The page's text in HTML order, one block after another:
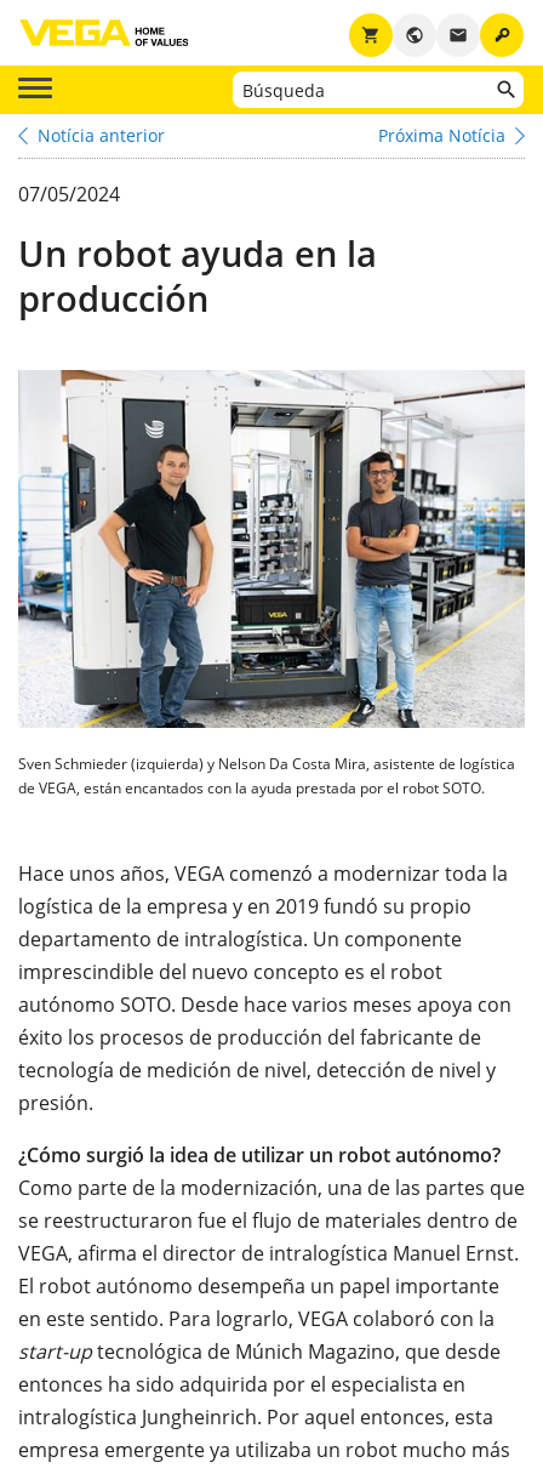
key
email
public
shopping_cart
Notícia anterior Próxima Notícia
07/05/2024
Un robot ayuda en la
producción
Sven Schmieder (izquierda) y Nelson Da Costa Mira, asistente de logística
de VEGA, están encantados con la ayuda prestada por el robot SOTO.
Hace unos años, VEGA comenzó a modernizar toda la
logística de la empresa y en 2019 fundó su propio
departamento de intralogística. Un componente
imprescindible del nuevo concepto es el robot
autónomo SOTO. Desde hace varios meses apoya con
éxito los procesos de producción del fabricante de
tecnología de medición de nivel, detección de nivel y
presión.
¿Cómo surgió la idea de utilizar un robot autónomo?
Como parte de la modernización, una de las partes que
se reestructuraron fue el flujo de materiales dentro de
VEGA, afirma el director de intralogística Manuel Ernst.
El robot autónomo desempeña un papel importante
en este sentido. Para lograrlo, VEGA colaboró con la
start-uptecnológica de Múnich Magazino, que desde
entonces ha sido adquirida por el especialista en
intralogística Jungheinrich. Por aquel entonces, esta
empresa emergente ya utilizaba un robot mucho más